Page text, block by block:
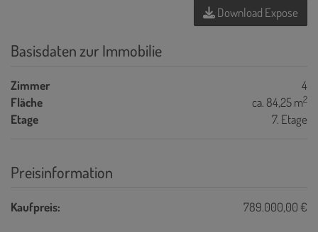
Download Expose
Basisdaten zur Immobilie
Zimmer
4
Fläche
ca. 84,25 m2
Etage 7. Etage
Preisinformation
Kaufpreis: 789.000,00 €